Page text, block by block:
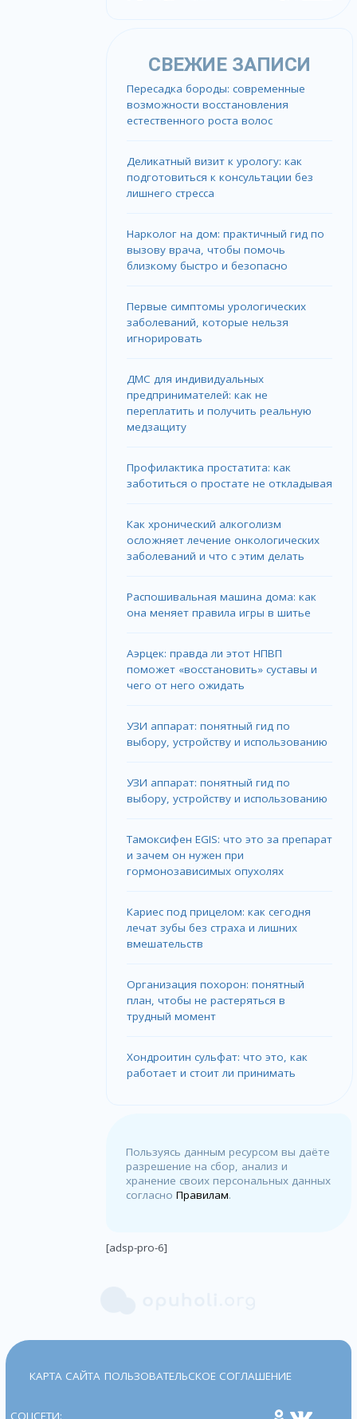
СВЕЖИЕ ЗАПИСИ
Пересадка бороды: современные
возможности восстановления
естественного роста волос
Деликатный визит к урологу: как
подготовиться к консультации без
лишнего стресса
Нарколог на дом: практичный гид по
вызову врача, чтобы помочь
близкому быстро и безопасно
Первые симптомы урологических
заболеваний, которые нельзя
игнорировать
ДМС для индивидуальных
предпринимателей: как не
переплатить и получить реальную
медзащиту
Профилактика простатита: как
заботиться о простате не откладывая
Как хронический алкоголизм
осложняет лечение онкологических
заболеваний и что с этим делать
Распошивальная машина дома: как
она меняет правила игры в шитье
Аэрцек: правда ли этот НПВП
поможет «восстановить» суставы и
чего от него ожидать
УЗИ аппарат: понятный гид по
выбору, устройству и использованию
УЗИ аппарат: понятный гид по
выбору, устройству и использованию
Тамоксифен EGIS: что это за препарат
и зачем он нужен при
гормонозависимых опухолях
Кариес под прицелом: как сегодня
лечат зубы без страха и лишних
вмешательств
Организация похорон: понятный
план, чтобы не растеряться в
трудный момент
Хондроитин сульфат: что это, как
работает и стоит ли принимать
Пользуясь данным ресурсом вы даёте
разрешение на сбор, анализ и
хранение своих персональных данных
согласноПравилам.
[adsp-pro-6]
КАРТА САЙТА ПОЛЬЗОВАТЕЛЬСКОЕ СОГЛАШЕНИЕ
СОЦСЕТИ: